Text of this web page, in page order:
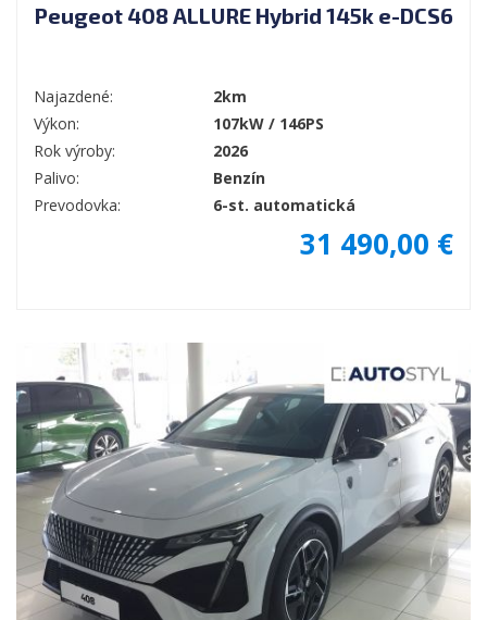
Peugeot 408 ALLURE Hybrid 145k e-DCS6
Najazdené:
2km
Výkon:
107kW / 146PS
Rok výroby:
2026
Palivo:
Benzín
Prevodovka:
6-st. automatická
31 490,00 €